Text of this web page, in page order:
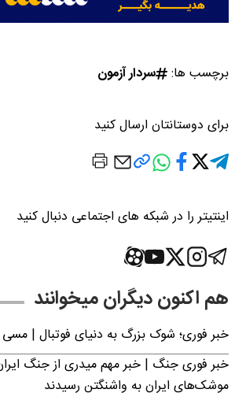
برچسب ها: سردار آزمون
برای دوستانتان ارسال کنید
اینتیتر را در شبکه های اجتماعی دنبال کنید
هم اکنون دیگران میخوانند
خبر فوری؛‌ شوک بزرگ به دنیای فوتبال |
خبر فوری جنگ | خبر مهم میدری از جنگ
موشک‌های ایران به واشنگتن رسیدند